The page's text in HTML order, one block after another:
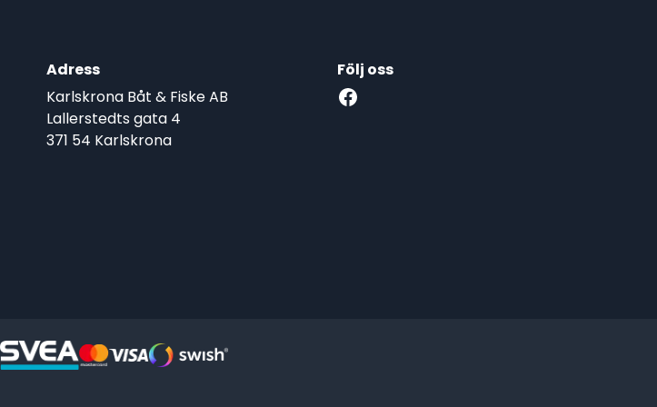
Adress
Karlskrona Båt & Fiske AB
Lallerstedts gata 4
371 54 Karlskrona
Följ oss
Facebook